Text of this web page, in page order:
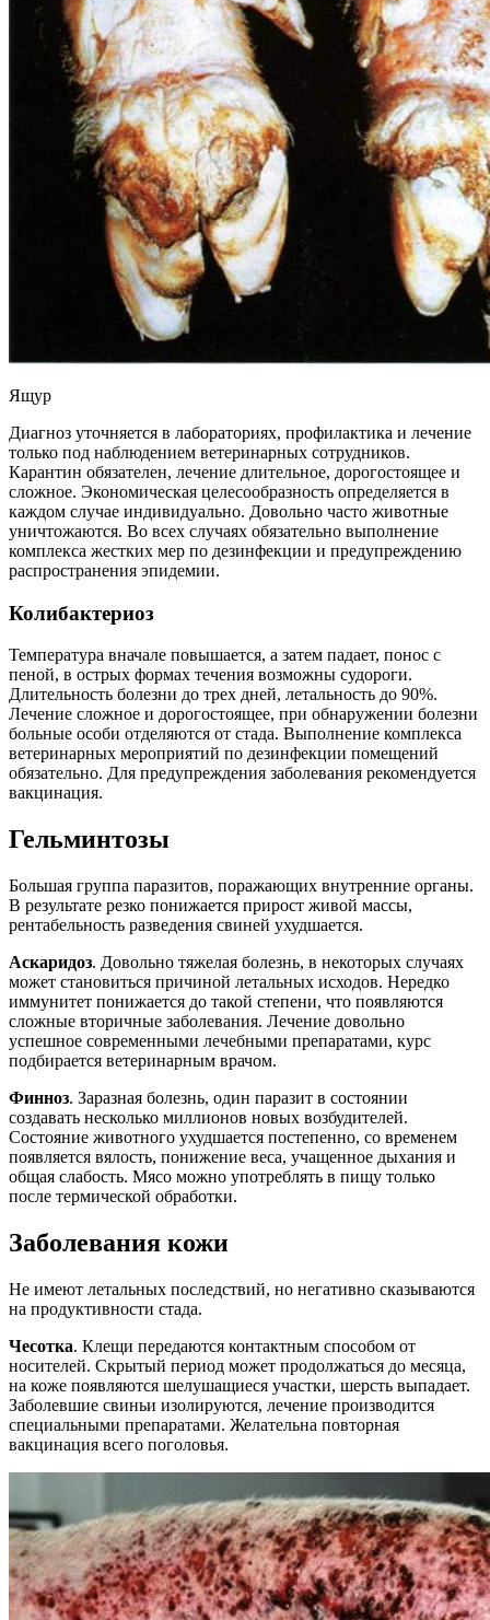
Ящур
Диагноз уточняется в лабораториях, профилактика и лечение
только под наблюдением ветеринарных сотрудников.
Карантин обязателен, лечение длительное, дорогостоящее и
сложное. Экономическая целесообразность определяется в
каждом случае индивидуально. Довольно часто животные
уничтожаются. Во всех случаях обязательно выполнение
комплекса жестких мер по дезинфекции и предупреждению
распространения эпидемии.
Колибактериоз
Температура вначале повышается, а затем падает, понос с
пеной, в острых формах течения возможны судороги.
Длительность болезни до трех дней, летальность до 90%.
Лечение сложное и дорогостоящее, при обнаружении болезни
больные особи отделяются от стада. Выполнение комплекса
ветеринарных мероприятий по дезинфекции помещений
обязательно. Для предупреждения заболевания рекомендуется
вакцинация.
Гельминтозы
Большая группа паразитов, поражающих внутренние органы.
В результате резко понижается прирост живой массы,
рентабельность разведения свиней ухудшается.
Аскаридоз. Довольно тяжелая болезнь, в некоторых случаях
может становиться причиной летальных исходов. Нередко
иммунитет понижается до такой степени, что появляются
сложные вторичные заболевания. Лечение довольно
успешное современными лечебными препаратами, курс
подбирается ветеринарным врачом.
Финноз. Заразная болезнь, один паразит в состоянии
создавать несколько миллионов новых возбудителей.
Состояние животного ухудшается постепенно, со временем
появляется вялость, понижение веса, учащенное дыхания и
общая слабость. Мясо можно употреблять в пищу только
после термической обработки.
Заболевания кожи
Не имеют летальных последствий, но негативно сказываются
на продуктивности стада.
Чесотка. Клещи передаются контактным способом от
носителей. Скрытый период может продолжаться до месяца,
на коже появляются шелушащиеся участки, шерсть выпадает.
Заболевшие свиньи изолируются, лечение производится
специальными препаратами. Желательна повторная
вакцинация всего поголовья.